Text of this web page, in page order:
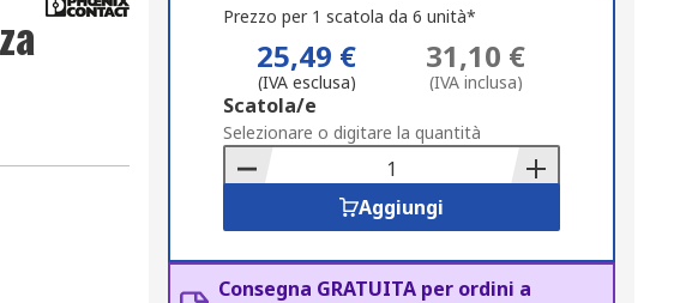
Prezzo per 1 scatola da 6 unità*
25,49 €
(IVA esclusa)
31,10 €
(IVA inclusa)
Add
to
Basket
Scatola/e
Selezionare o digitare la quantità
Aggiungi
Consegna GRATUITA per ordini a